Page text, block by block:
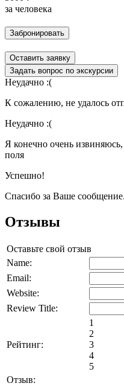
за человека
Забронировать
Оставить заявку
Задать вопрос по экскурсии
Неудачно :(
К сожалению, не удалось
Неудачно :(
Я конечно очень
поля
Успешно!
Спасибо за Ваше
Отзывы
Оставьте свой отзыв
Name:
Email:
Website:
Review Title:
Рейтинг:
1
2
3
4
5
Отзыв: